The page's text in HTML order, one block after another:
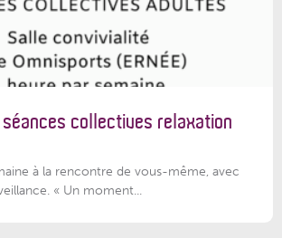
séances collectives relaxation
à la rencontre de vous-même, avec
« Un moment...